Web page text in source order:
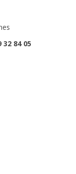
32 84 05